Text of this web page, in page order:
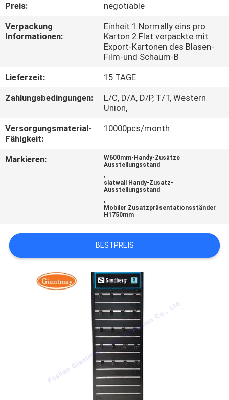
QUALITÄTSKONTROLLE
SIE
UNS
IN
VERBINDUNG
SITEMAP
PRIVACY
POLICY
Preis:
negotiable
Verpackung
Informationen:
Einheit 1.Normally eins pro
Karton 2.Flat verpackte mit
Export-Kartonen des Blasen-
Film-und Schaum-B
Lieferzeit:
15 TAGE
Zahlungsbedingungen:
L/C, D/A, D/P, T/T, Western
Union,
Versorgungsmaterial-
Fähigkeit:
10000pcs/month
Markieren:
W600mm-Handy-Zusätze
Ausstellungsstand
,
slatwall Handy-Zusatz-
Ausstellungsstand
,
Mobiler Zusatzpräsentationsständer
H1750mm
BESTPREIS